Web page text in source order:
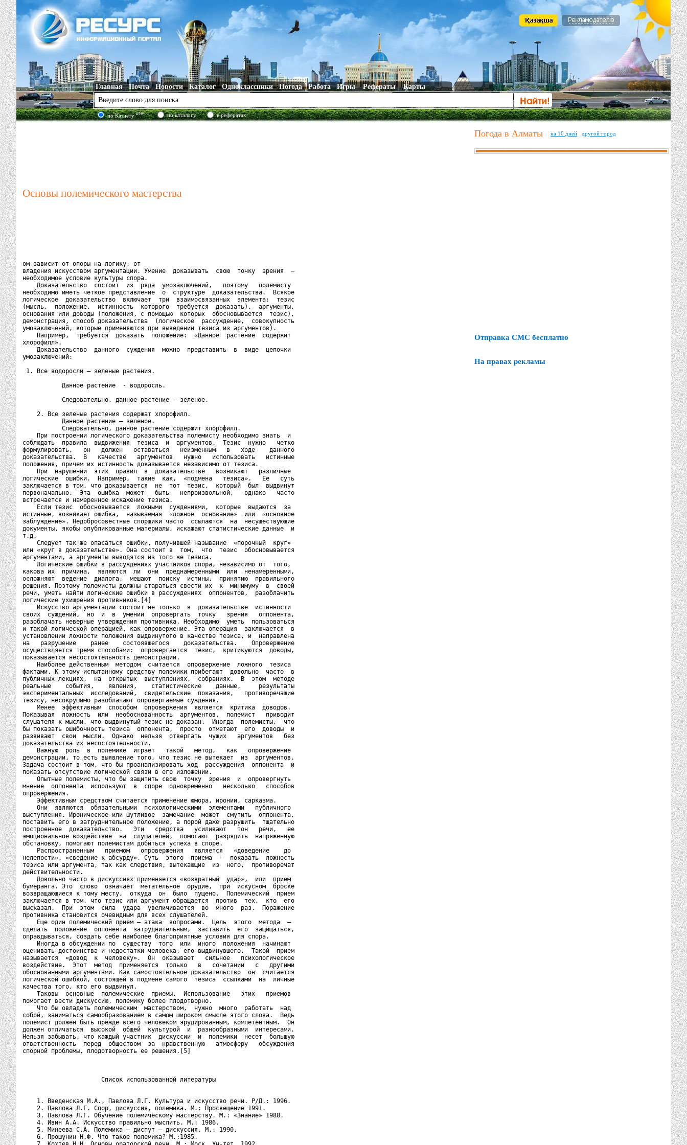
Главная Почта Новости Каталог Одноклассники Погода Работа Игры Рефераты Карты
по Казнетуnew! по каталогу в рефератах
Основы полемического мастерства
ом зависит от опоры на логику, от
владения искусством аргументации. Умение  доказывать  свою  точку  зрения  –
необходимое условие культуры спора.
    Доказательство  состоит  из  ряда  умозаключений,   поэтому   полемисту
необходимо иметь четкое представление  о  структуре  доказательства.  Всякое
логическое  доказательство  включает  три  взаимосвязанных  элемента:  тезис
(мысль,  положение,  истинность  которого  требуется  доказать),  аргументы,
основания или доводы (положения, с помощью  которых  обосновывается  тезис),
демонстрация, способ доказательства  (логическое  рассуждение,  совокупность
умозаключений, которые применяются при выведении тезиса из аргументов).
    Например,  требуется  доказать  положение:  «Данное  растение  содержит
хлорофилл».
    Доказательство  данного  суждения  можно  представить  в  виде  цепочки
умозаключений:
1. Все водоросли – зеленые растения.
           Данное растение  - водоросль.
           Следовательно, данное растение – зеленое.
    2. Все зеленые растения содержат хлорофилл.
           Данное растение – зеленое.
           Следовательно, данное растение содержит хлорофилл.
    При построении логического доказательства полемисту необходимо знать  и
соблюдать  правила  выдвижения  тезиса  и  аргументов.  Тезис  нужно   четко
формулировать,   он   должен   оставаться   неизменным   в   ходе    данного
доказательства.  В   качестве   аргументов   нужно   использовать   истинные
положения, причем их истинность доказывается независимо от тезиса.
    При  нарушении  этих  правил  в  доказательстве   возникают   различные
логические  ошибки.  Например,  такие  как,  «подмена   тезиса».   Ее   суть
заключается в том, что доказывается  не  тот  тезис,  который  был  выдвинут
первоначально.  Эта  ошибка  может   быть   непроизвольной,   однако   часто
встречается и намеренное искажение тезиса.
    Если тезис  обосновывается  ложными  суждениями,  которые  выдаются  за
истинные, возникает ошибка,  называемая  «ложное  основание»  или  «основное
заблуждение». Недобросовестные спорщики часто  ссылаются  на  несуществующие
документы, якобы опубликованные материалы, искажают статистические данные  и
т.д.
    Следует так же опасаться ошибки, получившей называние  «порочный  круг»
или «круг в доказательстве». Она состоит в  том,  что  тезис  обосновывается
аргументами, а аргументы выводятся из того же тезиса.
    Логические ошибки в рассуждениях участников спора, независимо от  того,
какова их  причина,  являются  ли  они  преднамеренными  или  ненамеренными,
осложняют  ведение  диалога,  мешают  поиску  истины,  принятию  правильного
решения. Поэтому полемисты должны стараться свести их  к  минимуму  в  своей
речи, уметь найти логические ошибки в рассуждениях  оппонентов,  разоблачить
логические ухищрения противников.[4]
    Искусство аргументации состоит не только  в  доказательстве  истинности
своих  суждений,  но  и  в  умении  опровергать  точку   зрения   оппонента,
разоблачать неверные утверждения противника. Необходимо  уметь  пользоваться
и такой логической операцией, как опровержение. Эта операция  заключается  в
установлении ложности положения выдвинутого в качестве тезиса, и  направлена
на   разрушение    ранее    состоявшегося    доказательства.    Опровержение
осуществляется тремя способами:  опровергается  тезис,  критикуются  доводы,
показывается несостоятельность демонстрации.
    Наиболее действенным  методом  считается  опровержение  ложного  тезиса
фактами. К этому испытанному средству полемики прибегают  довольно  часто  в
публичных лекциях,  на  открытых  выступлениях,  собраниях.  В  этом  методе
реальные    события,    явления,    статистические    данные,     результаты
экспериментальных  исследований,  свидетельские  показания,   противоречащие
тезису, несокрушимо разоблачают опровергаемые суждения.
    Менее  эффективным  способом  опровержения  является  критика  доводов.
Показывая  ложность  или  необоснованность  аргументов,  полемист   приводит
слушателя к мысли, что выдвинутый тезис не доказан.  Иногда  полемисты,  что
бы показать ошибочность тезиса  оппонента,  просто  отметают  его  доводы  и
развивают  свои  мысли.  Однако  нельзя  отвергать  чужих   аргументов   без
доказательства их несостоятельности.
    Важную  роль  в  полемике  играет   такой   метод,   как   опровержение
демонстрации, то есть выявление того, что тезис не вытекает  из  аргументов.
Задача состоит в том, что бы проанализировать ход  рассуждения  оппонента  и
показать отсутствие логической связи в его изложении.
    Опытные полемисты, что бы защитить свою  точку  зрения  и  опровергнуть
мнение  оппонента  используют  в  споре  одновременно   несколько   способов
опровержения.
    Эффективным средством считается применение юмора, иронии, сарказма.
    Они  являются  обязательными  психологическими  элементами   публичного
выступления. Ироническое или шутливое  замечание  может  смутить  оппонента,
поставить его в затруднительное положение, а порой даже разрушить  тщательно
построенное  доказательство.   Эти   средства   усиливают   тон   речи,   ее
эмоциональное воздействие  на  слушателей,  помогают  разрядить  напряженную
обстановку, помогают полемистам добиться успеха в споре.
    Распространенным   приемом   опровержения   является   «доведение    до
нелепости», «сведение к абсурду». Суть  этого  приема  -  показать  ложность
тезиса или аргумента, так как следствия, вытекающие  из  него,  противоречат
действительности.
    Довольно часто в дискуссиях применяется «возвратный  удар»,  или  прием
бумеранга. Это  слово  означает  метательное  орудие,  при  искусном  броске
возвращающиеся к тому месту,  откуда  он  было  пущено.  Полемический  прием
заключается в том, что тезис или аргумент обращается  против  тех,  кто  его
высказал.  При  этом  сила  удара  увеличивается  во  много  раз.  Поражение
противника становится очевидным для всех слушателей.
    Еще один полемический прием – атака  вопросами.  Цель  этого  метода  –
сделать  положение  оппонента  затруднительным,  заставить  его  защищаться,
оправдываться, создать себе наиболее благоприятные условия для спора.
    Иногда в обсуждении по  существу  того  или  иного  положения  начинают
оценивать достоинства и недостатки человека, его выдвинувшего.  Такой  прием
называется  «довод  к  человеку».  Он  оказывает   сильное   психологическое
воздействие.  Этот  метод  применяется  только   в   сочетании   с   другими
обоснованными аргументами. Как самостоятельное доказательство  он  считается
логической ошибкой, состоящей в подмене самого  тезиса  ссылками  на  личные
качества того, кто его выдвинул.
    Таковы  основные  полемические  приемы.  Использование   этих   приемов
помогает вести дискуссию, полемику более плодотворно.
    Что бы овладеть полемическим  мастерством,  нужно  много  работать  над
собой, заниматься самообразованием в самом широком смысле этого слова.  Ведь
полемист должен быть прежде всего человеком эрудированным, компетентным.  Он
должен отличаться  высокой  общей  культурой  и  разнообразными  интересами.
Нельзя забывать, что каждый участник  дискуссии  и  полемики  несет  большую
ответственность  перед  обществом  за  нравственную   атмосферу   обсуждения
спорной проблемы, плодотворность ее решения.[5]
                      Список использованной литературы
    1. Введенская М.А., Павлова Л.Г. Культура и искусство речи. Р/Д.: 1996.
    2. Павлова Л.Г. Спор, дискуссия, полемика. М.: Просвещение 1991.
    3. Павлова Л.Г. Обучение полемическому мастерству. М.: «Знание» 1988.
    4. Ивин А.А. Искусство правильно мыслить. М.: 1986.
    5. Минеева С.А. Полемика – диспут – дискуссия. М.: 1990.
    6. Прошунин Н.Ф. Что такое полемика? М.:1985.
Погода в Алматы на 10 дней другой город
Отправка СМС бесплатно
На правах рекламы